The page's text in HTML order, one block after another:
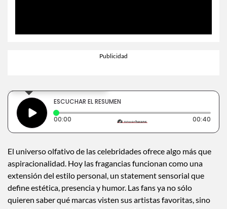
ESCUCHAR EL RESUMEN
00:00 Tiempo transcurrido: 0 segundos 00:40
El universo olfativo de las celebridades ofrece algo más que
aspiracionalidad. Hoy las fragancias funcionan como una
extensión del estilo personal, un statement sensorial que
define estética, presencia y humor. Las fans ya no sólo
quieren saber qué marcas visten sus artistas favoritas, sino